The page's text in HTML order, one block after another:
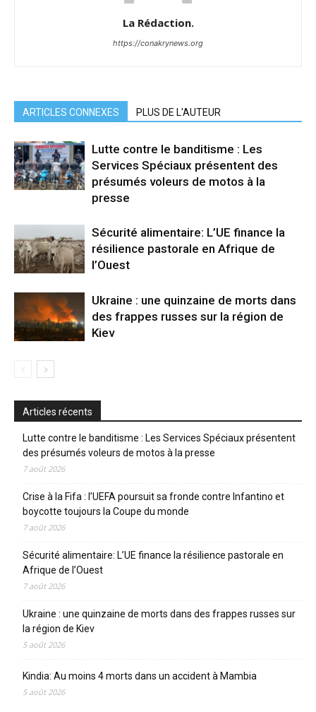
La Rédaction.
https://conakrynews.org
ARTICLES CONNEXES PLUS DE L'AUTEUR
Lutte contre le banditisme : Les
Services Spéciaux présentent des
présumés voleurs de motos à la
presse
Sécurité alimentaire: L’UE finance la
résilience pastorale en Afrique de
l’Ouest
Ukraine : une quinzaine de morts dans
des frappes russes sur la région de
Kiev
Articles récents
Lutte contre le banditisme : Les Services Spéciaux présentent
des présumés voleurs de motos à la presse
7 août 2026
Crise à la Fifa : l’UEFA poursuit sa fronde contre Infantino et
boycotte toujours la Coupe du monde
7 août 2026
Sécurité alimentaire: L’UE finance la résilience pastorale en
Afrique de l’Ouest
7 août 2026
Ukraine : une quinzaine de morts dans des frappes russes sur
la région de Kiev
5 août 2026
Kindia: Au moins 4 morts dans un accident à Mambia
5 août 2026